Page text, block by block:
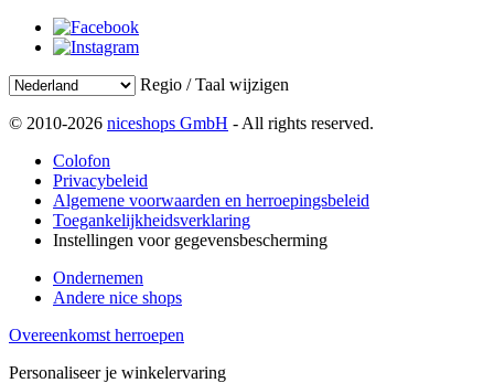
Regio / Taal wijzigen
© 2010-2026 niceshops GmbH - All rights reserved.
Colofon
Privacybeleid
Algemene voorwaarden en herroepingsbeleid
Toegankelijkheidsverklaring
Instellingen voor gegevensbescherming
Ondernemen
Andere nice shops
Overeenkomst herroepen
Personaliseer je winkelervaring